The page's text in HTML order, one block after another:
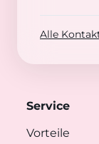
Alle
Service
Vorteile